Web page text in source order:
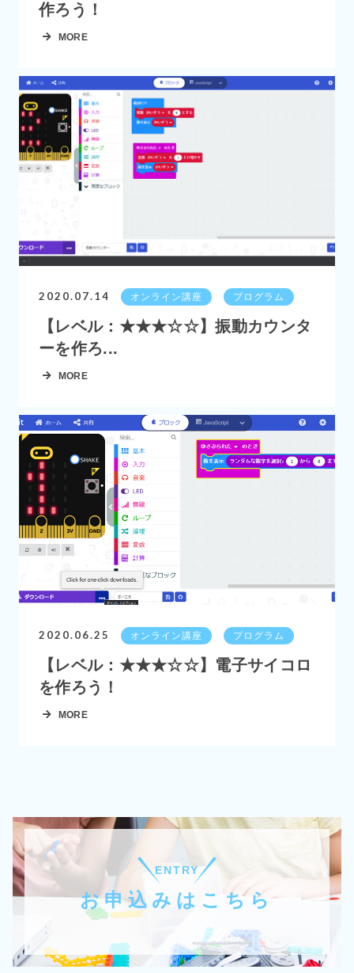
作ろう！
MORE
2020.07.14 オンライン講座 プログラム
【レベル：★★★☆☆】振動カウンタ
ーを作ろ...
MORE
2020.06.25 オンライン講座 プログラム
【レベル：★★★☆☆】電子サイコロ
を作ろう！
MORE
ENTRY
お申込みはこちら